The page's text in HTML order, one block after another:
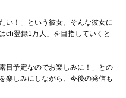
い！」という彼女。そんな彼女に
ch登録1万人」を目指していくと
目予定なのでお楽しみに！」との
楽しみにしながら、今後の発信も